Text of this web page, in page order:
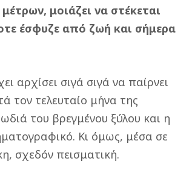
μοιάζει να στέκεται
έσφυζε από ζωή και σήμερα
αρχίσει σιγά σιγά να παίρνει
τον τελευταίο μήνα της
του βρεγμένου ξύλου και η
Κι όμως, μέσα σε
σχεδόν πεισματική.